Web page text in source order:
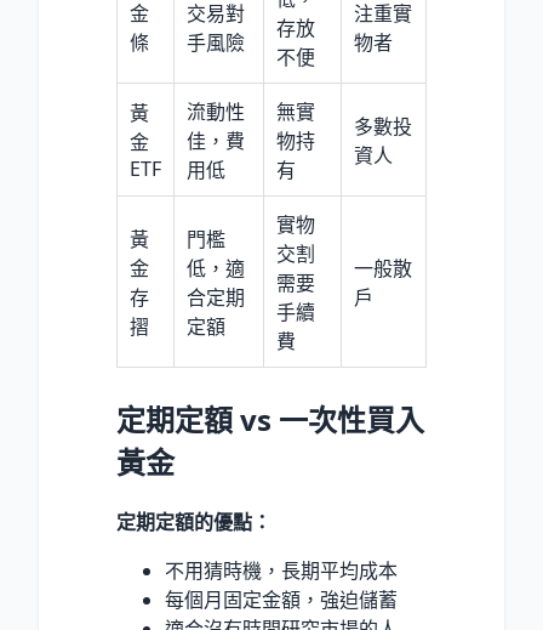
金
條
交易對
手風險
存放
不便
注重實
物者
黃
金
ETF
流動性
佳，費
用低
無實
物持
有
多數投
資人
黃
金
存
摺
門檻
低，適
合定期
定額
實物
交割
需要
手續
費
一般散
戶
定期定額 vs 一次性買入
黃金
定期定額的優點：
不用猜時機，長期平均成本
每個月固定金額，強迫儲蓄